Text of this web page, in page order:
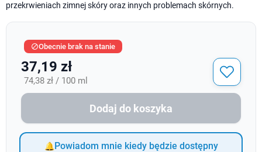
przekrwieniach zimnej skóry oraz innych problemach skórnych.
Obecnie brak na stanie
37,19 zł
74,38 zł / 100 ml
Dodaj do koszyka
Powiadom mnie kiedy będzie dostępny